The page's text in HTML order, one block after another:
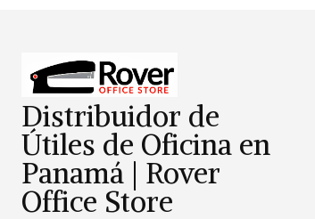
Distribuidor de
Útiles de Oficina en
Panamá | Rover
Office Store